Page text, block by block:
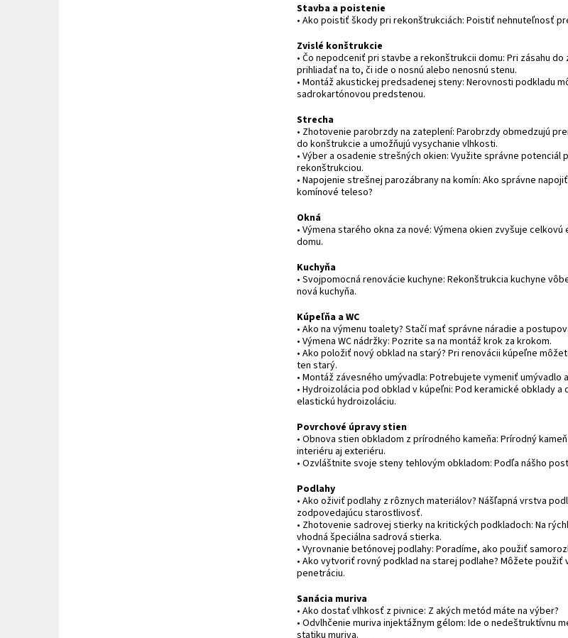
Stavba a poistenie
• Ako poistiť škody pri rekonštrukciách: Poistiť nehnuteľnosť
Zvislé konštrukcie
• Čo nepodceniť pri stavbe a rekonštrukcii domu: Pri zásahu
prihliadať na to, či ide o nosnú alebo nenosnú stenu.
• Montáž akustickej predsadenej steny: Nerovnosti podkladu
sadrokartónovou predstenou.
Strecha
• Zhotovenie parobrzdy na zateplení: Parobrzdy obmedzujú
do konštrukcie a umožňujú vysychanie vlhkosti.
• Výber a osadenie strešných okien: Využite správne potenciál
rekonštrukciou.
• Napojenie strešnej parozábrany na komín: Ako správne
komínové teleso?
Okná
• Výmena starého okna za nové: Výmena okien zvyšuje
domu.
Kuchyňa
• Svojpomocná renovácie kuchyne: Rekonštrukcia kuchyne
nová kuchyňa.
Kúpeľňa a WC
• Ako na výmenu toalety? Stačí mať správne náradie a
• Výmena WC nádržky: Pozrite sa na montáž krok za krokom.
• Ako položiť nový obklad na starý? Pri renovácii kúpeľne
ten starý.
• Montáž závesného umývadla: Potrebujete vymeniť umývadlo
• Hydroizolácia pod obklad v kúpeľni: Pod keramické obklady
elastickú hydroizoláciu.
Povrchové úpravy stien
• Obnova stien obkladom z prírodného kameňa: Prírodný
interiéru aj exteriéru.
• Ozvláštnite svoje steny tehlovým obkladom: Podľa nášho
Podlahy
• Ako oživiť podlahy z rôznych materiálov? Nášľapná vrstva
zodpovedajúcu starostlivosť.
• Zhotovenie sadrovej stierky na kritických podkladoch: Na
vhodná špeciálna sadrová stierka.
• Vyrovnanie betónovej podlahy: Poradíme, ako použiť
• Ako vytvoriť rovný podklad na starej podlahe? Môžete použiť
penetráciu.
Sanácia muriva
• Ako dostať vlhkosť z pivnice: Z akých metód máte na výber?
• Odvlhčenie muriva injektážnym gélom: Ide o nedeštruktívnu
statiku muriva.